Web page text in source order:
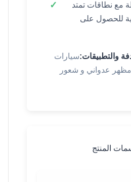
مع نطاقات تمتد
للحصول على
والتطبيقات:سيارات
عدواني و شعور
المنتج